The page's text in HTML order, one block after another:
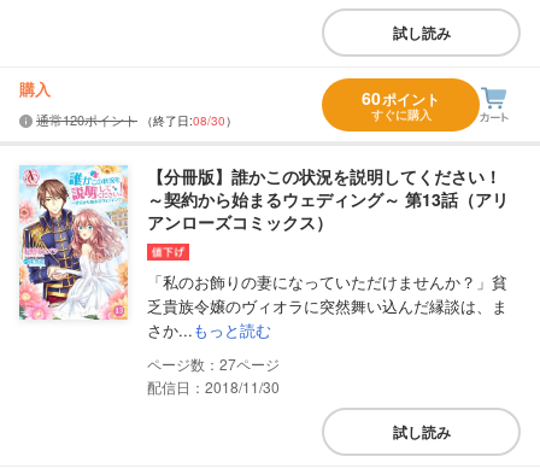
試し読み
購入
通常120ポイント （終了日:08/30）
60ポイント
すぐに購入
【分冊版】誰かこの状況を説明してください！
～契約から始まるウェディング～ 第13話（アリ
アンローズコミックス）
「私のお飾りの妻になっていただけませんか？」貧
乏貴族令嬢のヴィオラに突然舞い込んだ縁談は、ま
さか...もっと読む
27
配信日：2018/11/30
試し読み